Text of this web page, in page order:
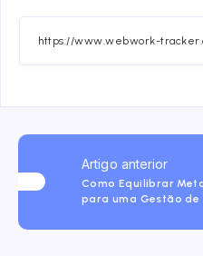
Artigo anterior
Como Equilibrar
para uma Gestão de